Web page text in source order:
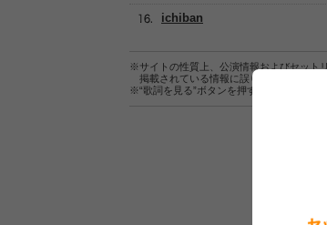
ichiban
※サイトの性質上、公演情報およびセット
掲載されている情報に誤りがある場合は、
※“歌詞を見る”ボタンを押すと、株式会社